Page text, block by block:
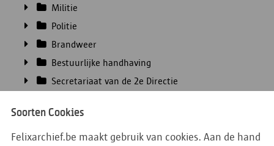
Militie
Politie
Brandweer
Bestuurlijke handhaving
Secretariaat van de 2e Directie
Noodplanning en Crisisbeheer
Oorlog en bezetting
Soorten Cookies
Felixarchief.be maakt gebruik van cookies. Aan de hand